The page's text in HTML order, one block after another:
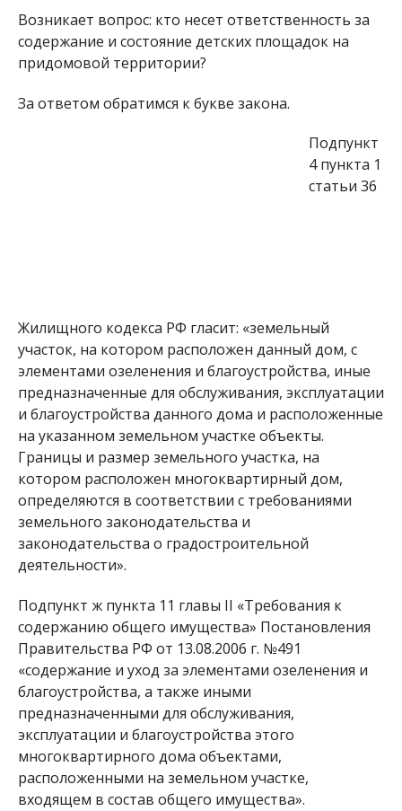
Возникает вопрос: кто несет ответственность за
содержание и состояние детских площадок на
придомовой территории?
За ответом обратимся к букве закона.
Подпункт
4 пункта 1
статьи 36
Жилищного кодекса РФ гласит: «земельный
участок, на котором расположен данный дом, с
элементами озеленения и благоустройства, иные
предназначенные для обслуживания, эксплуатации
и благоустройства данного дома и расположенные
на указанном земельном участке объекты.
Границы и размер земельного участка, на
котором расположен многоквартирный дом,
определяются в соответствии с требованиями
земельного законодательства и
законодательства о градостроительной
деятельности».
Подпункт ж пункта 11 главы II «Требования к
содержанию общего имущества» Постановления
Правительства РФ от 13.08.2006 г. №491
«содержание и уход за элементами озеленения и
благоустройства, а также иными
предназначенными для обслуживания,
эксплуатации и благоустройства этого
многоквартирного дома объектами,
расположенными на земельном участке,
входящем в состав общего имущества».